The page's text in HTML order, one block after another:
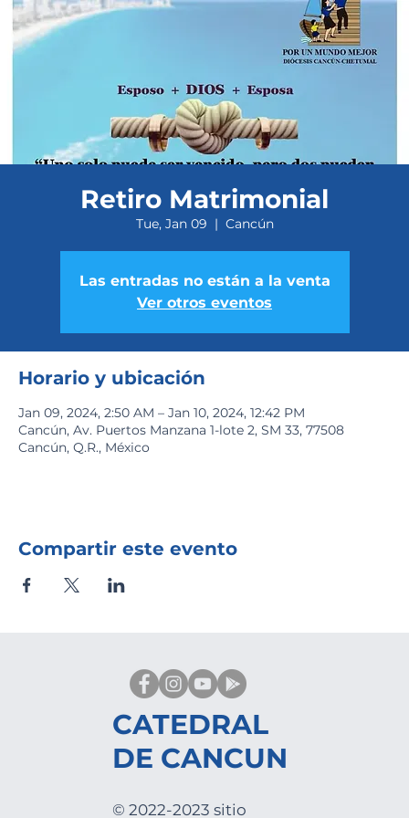
Retiro Matrimonial
Tue, Jan 09
  |
Cancún
Las entradas no están a la venta
Ver otros eventos
Horario y ubicación
Jan 09, 2024, 2:50 AM – Jan 10, 2024, 12:42 PM
Cancún, Av. Puertos Manzana 1-lote 2, SM 33, 77508
Cancún, Q.R., México
Compartir este evento
CATEDRAL
DE CANCUN
© 2022-2023 sitio